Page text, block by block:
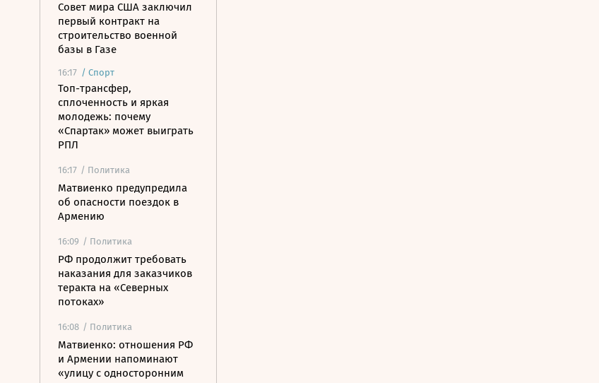
Совет мира США заключил
первый контракт на
строительство военной
базы в Газе
16:17 / Спорт
Топ-трансфер,
сплоченность и яркая
молодежь: почему
«Спартак» может выиграть
РПЛ
16:17 / Политика
Матвиенко предупредила
об опасности поездок в
Армению
16:09 / Политика
РФ продолжит требовать
наказания для заказчиков
теракта на «Северных
потоках»
16:08 / Политика
Матвиенко: отношения РФ
и Армении напоминают
«улицу с односторонним